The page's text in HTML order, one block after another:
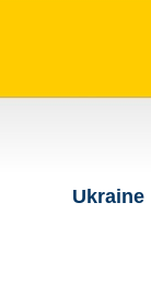
Ukraine